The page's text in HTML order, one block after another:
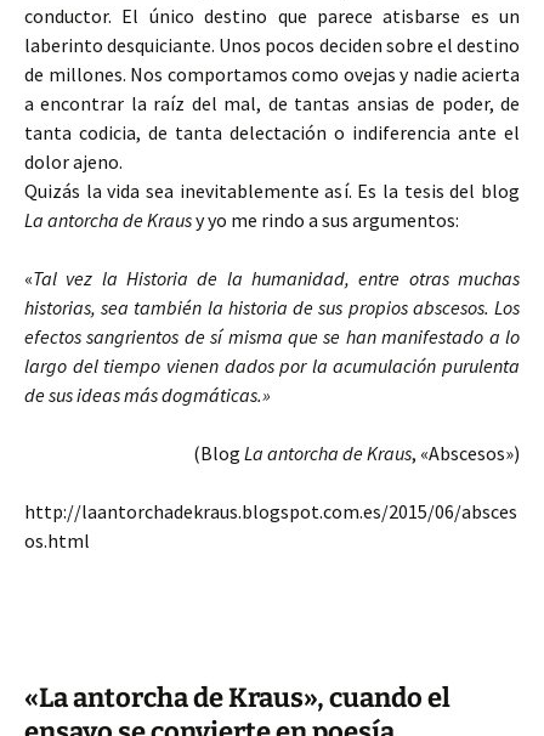
conductor. El único destino que parece atisbarse es un
laberinto desquiciante. Unos pocos deciden sobre el destino
de millones. Nos comportamos como ovejas y nadie acierta
a encontrar la raíz del mal, de tantas ansias de poder, de
tanta codicia, de tanta delectación o indiferencia ante el
dolor ajeno.
Quizás la vida sea inevitablemente así. Es la tesis del blog
La antorcha de Krausy yo me rindo a sus argumentos:
«Tal vez la Historia de la humanidad, entre otras muchas
historias, sea también la historia de sus propios abscesos. Los
efectos sangrientos de sí misma que se han manifestado a lo
largo del tiempo vienen dados por la acumulación purulenta
de sus ideas más dogmáticas.»
(Blog La antorcha de Kraus, «Abscesos»)
http://laantorchadekraus.blogspot.com.es/2015/06/absces
os.html
«La antorcha de Kraus», cuando el